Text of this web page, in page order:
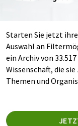
Starten Sie jetzt
Auswahl an
ein Archiv von
Wissenschaft, die
Themen und